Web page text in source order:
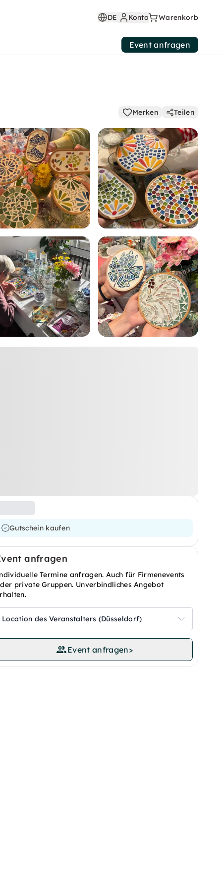
DE Konto Warenkorb
Event anfragen
Merken Teilen
Gutschein kaufen
anfragen
Termine anfragen. Auch für Firmenevents
private Gruppen. Unverbindliches Angebot
Location des Veranstalters (Düsseldorf)
Event anfragen>